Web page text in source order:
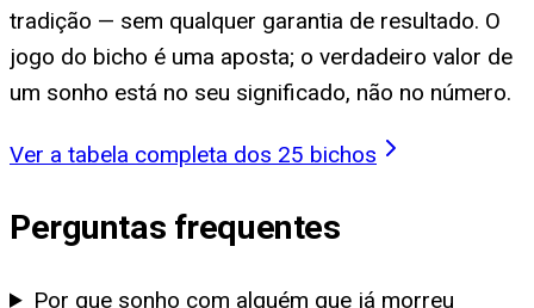
tradição — sem qualquer garantia de resultado. O
jogo do bicho é uma aposta; o verdadeiro valor de
um sonho está no seu significado, não no número.
Ver a tabela completa dos 25 bichos
Perguntas frequentes
Por que sonho com alguém que já morreu